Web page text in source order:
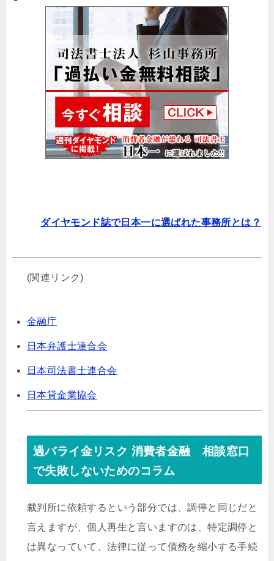
ダイヤモンド誌で日本一に選ばれた事務所とは？
(関連リンク)
金融庁
日本弁護士連合会
日本司法書士連合会
日本貸金業協会
過バライ金リスク 消費者金融 相談窓口
で失敗しないためのコラム
裁判所に依頼するという部分では、調停と同じだと
言えますが、個人再生と言いますのは、特定調停と
は異なっていて、法律に従って債務を縮小する手続